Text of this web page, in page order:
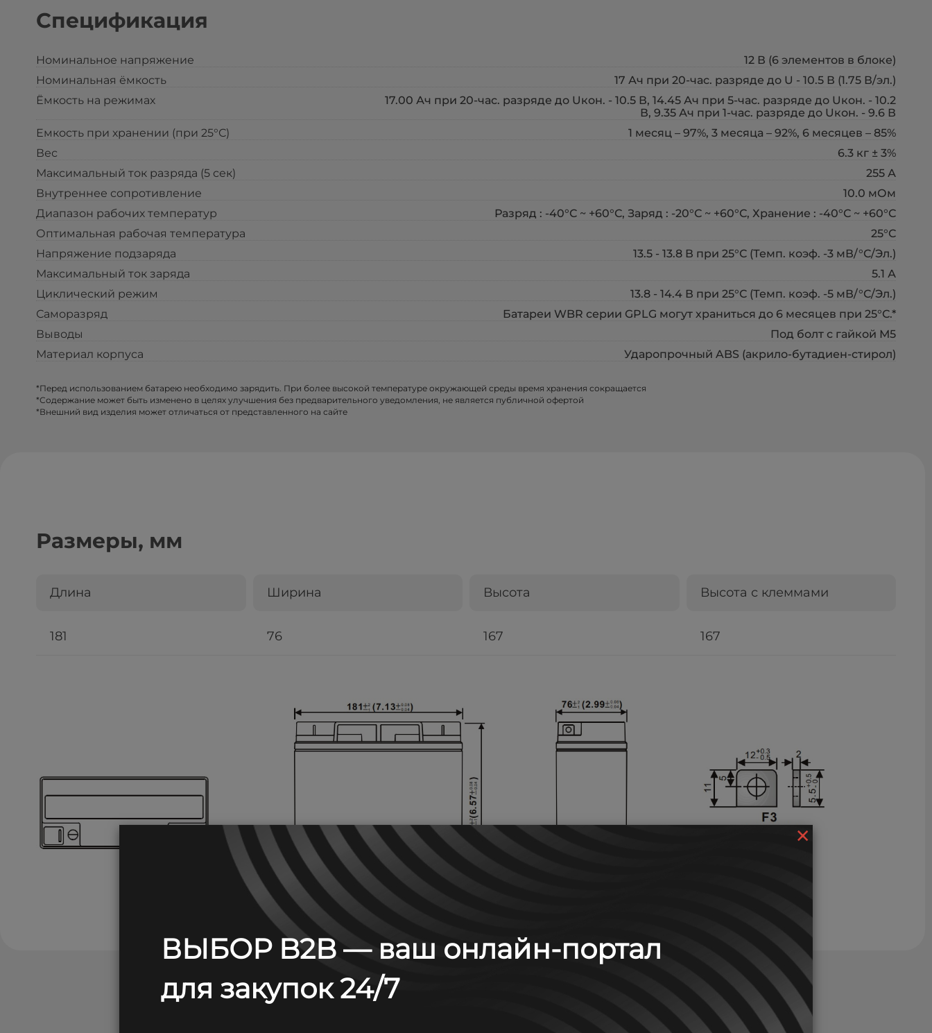
Спецификация
Номинальное напряжение
12 В (6 элементов в блоке)
Номинальная ёмкость
17 Ач при 20-час. разряде до U - 10.5 В (1.75 В/эл.)
Ёмкость на режимах
17.00 Ач при 20-час. разряде до Uкон. - 10.5 В, 14.45 Ач при 5-час. разряде до Uкон. - 10.2
В, 9.35 Ач при 1-час. разряде до Uкон. - 9.6 В
Емкость при хранении (при 25°С)
1 месяц – 97%, 3 месяца – 92%, 6 месяцев – 85%
Вес
6.3 кг ± 3%
Максимальный ток разряда (5 сек)
255 А
Внутреннее сопротивление
10.0 мОм
Диапазон рабочих температур
Разряд : -40°С ~ +60°С, Заряд : -20°С ~ +60°С, Хранение : -40°С ~ +60°С
Оптимальная рабочая температура
25°С
Напряжение подзаряда
13.5 - 13.8 В при 25°С (Темп. коэф. -3 мВ/°С/Эл.)
Максимальный ток заряда
5.1 А
Циклический режим
13.8 - 14.4 В при 25°С (Темп. коэф. -5 мВ/°С/Эл.)
Саморазряд
Батареи WBR серии GPLG могут храниться до 6 месяцев при 25°С.*
Выводы
Под болт с гайкой М5
Материал корпуса
Ударопрочный ABS (акрило-бутадиен-стирол)
*Перед использованием батарею необходимо зарядить. При более высокой температуре окружающей среды время хранения сокращается
*Содержание может быть изменено в целях улучшения без предварительного уведомления, не является публичной офертой
*Внешний вид изделия может отличаться от представленного на сайте
Размеры, мм
Длина Ширина Высота Высота с клеммами
181 76 167 167
×
ВЫБОР B2B — ваш онлайн-портал
для закупок 24/7